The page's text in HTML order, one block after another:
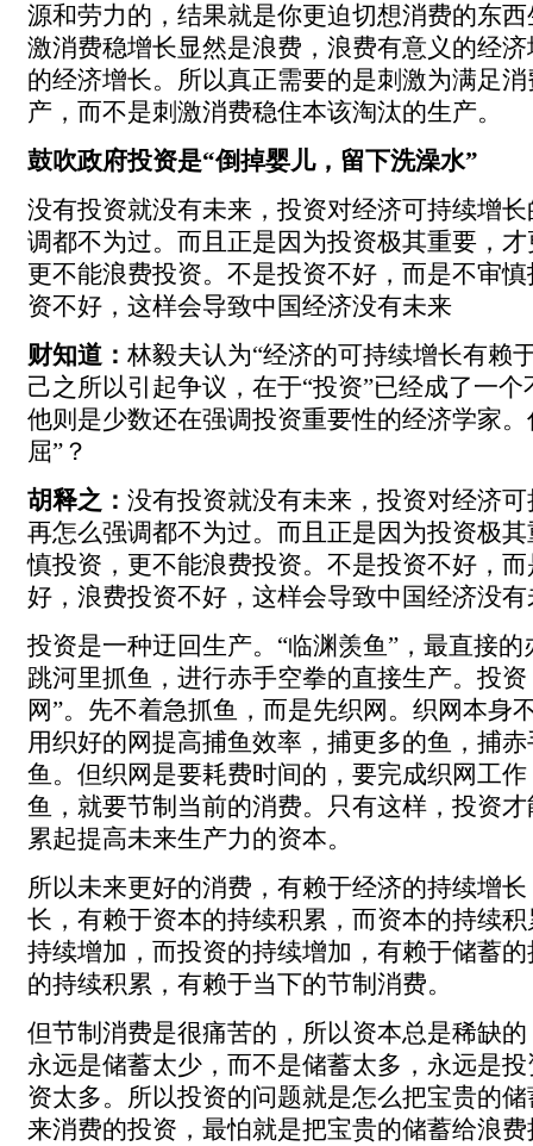
源和劳力的，结果就是你更迫切想消费的东
激消费稳增长显然是浪费，浪费有意义的经
的经济增长。所以真正需要的是刺激为满足
产，而不是刺激消费稳住本该淘汰的生产。
鼓吹政府投资是“倒掉婴儿，留下洗澡水”
没有投资就没有未来，投资对经济可持续增
调都不为过。而且正是因为投资极其重要，
更不能浪费投资。不是投资不好，而是不审
资不好，这样会导致中国经济没有未来
财知道： 林毅夫认为“经济的可持续增长有赖
己之所以引起争议，在于“投资”已经成了一
他则是少数还在强调投资重要性的经济学家
屈”？
胡释之： 没有投资就没有未来，投资对经济
再怎么强调都不为过。而且正是因为投资极
慎投资，更不能浪费投资。不是投资不好，
好，浪费投资不好，这样会导致中国经济没
投资是一种迂回生产。“临渊羡鱼”，最直接
跳河里抓鱼，进行赤手空拳的直接生产。投
网”。先不着急抓鱼，而是先织网。织网本身
用织好的网提高捕鱼效率，捕更多的鱼，捕
鱼。但织网是要耗费时间的，要完成织网工
鱼，就要节制当前的消费。只有这样，投资
累起提高未来生产力的资本。
所以未来更好的消费，有赖于经济的持续增
长，有赖于资本的持续积累，而资本的持续
持续增加，而投资的持续增加，有赖于储蓄
的持续积累，有赖于当下的节制消费。
但节制消费是很痛苦的，所以资本总是稀缺
永远是储蓄太少，而不是储蓄太多，永远是
资太多。所以投资的问题就是怎么把宝贵的
来消费的投资，最怕就是把宝贵的储蓄给浪